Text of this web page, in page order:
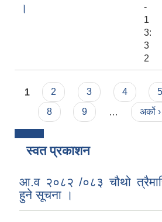
।
-
1
3:
3
2
Pages
1 2 3 4 5
8
9 अर्को ›
स्वत प्रकाशन
आ.व २०८२ /०८३ चौथो
हुने सूचना ।